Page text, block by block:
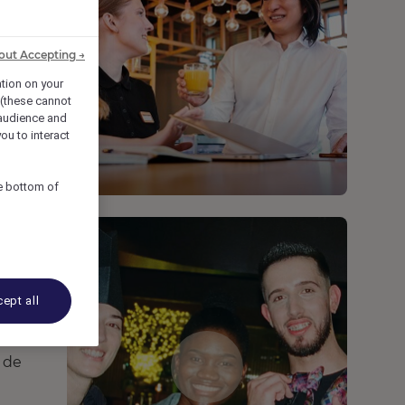
de
on your
cannot
and
to interact
bottom of
all
Accepting →